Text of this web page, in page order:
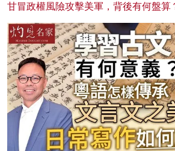
甘冒政權風險攻擊美軍，背後有何盤算